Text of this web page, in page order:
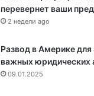
перевернет ваши
2 недели ago
Развод в Америке
важных юридических
09.01.2025